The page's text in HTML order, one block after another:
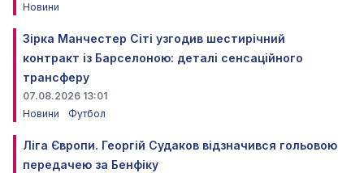
Новини
Зірка Манчестер Сіті узгодив шестирічний
контракт із Барселоною: деталі сенсаційного
трансферу
07.08.2026 13:01
Новини
Футбол
Ліга Європи. Георгій Судаков відзначився гольовою
передачею за Бенфіку